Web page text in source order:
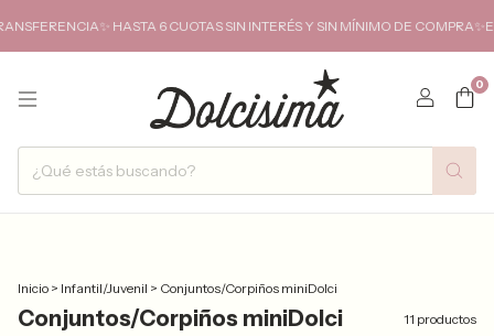
HASTA 6 CUOTAS SIN INTERÉS Y SIN MÍNIMO DE
0
Inicio > Infantil/Juvenil > Conjuntos/Corpiños miniDolci
Conjuntos/Corpiños miniDolci 11 productos